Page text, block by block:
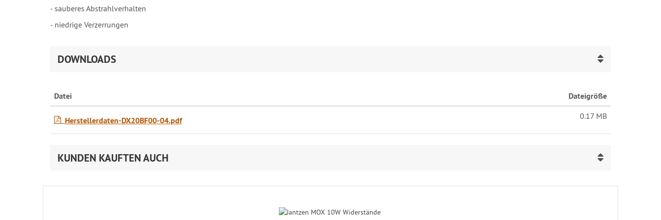
- sauberes Abstrahlverhalten
- niedrige Verzerrungen
DOWNLOADS
Datei Dateigröße
Herstellerdaten-DX20BF00-04.pdf 0.17 MB
KUNDEN KAUFTEN AUCH